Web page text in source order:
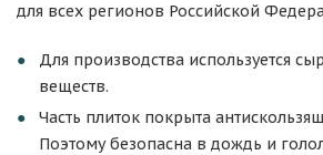
для всех регионов Российской
Для производства используется
веществ.
Часть плиток покрыта
Поэтому безопасна в дождь и